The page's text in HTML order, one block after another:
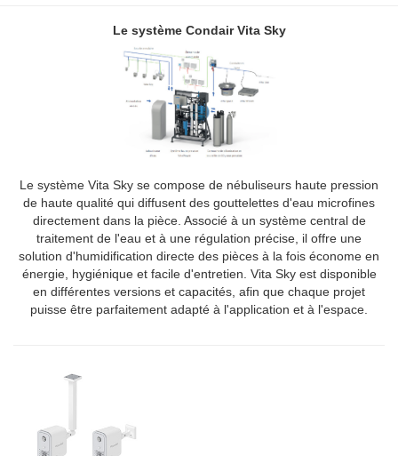
Le système Condair Vita Sky
Le système Vita Sky se compose de nébuliseurs haute pression
de haute qualité qui diffusent des gouttelettes d'eau microfines
directement dans la pièce. Associé à un système central de
traitement de l'eau et à une régulation précise, il offre une
solution d'humidification directe des pièces à la fois économe en
énergie, hygiénique et facile d'entretien. Vita Sky est disponible
en différentes versions et capacités, afin que chaque projet
puisse être parfaitement adapté à l'application et à l'espace.